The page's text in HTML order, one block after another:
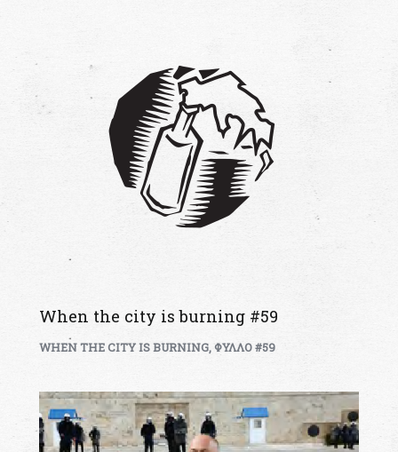
When the city is burning #59
WHEN THE CITY IS BURNING, ΦΥΛΛΟ #59